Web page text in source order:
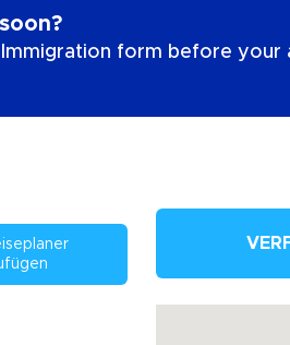
form before your